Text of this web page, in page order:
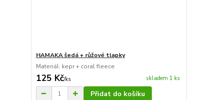
HAMAKA šedá + růžové tlapky
Materiál: kepr + coral fleece
125 Kč/ks skladem 1 ks
Přidat do košíku